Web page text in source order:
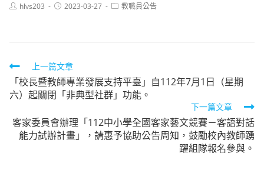
Posthlvs203
Post2023-03-27
Post教職員公告
Read
more
articles
上一篇文章
「校長暨教師專業發展支持平臺」自112年7月1日（星期
六）起關閉「非典型社群」功能。
下一篇文章
客家委員會辦理「112中小學全國客家藝文競賽－客語對話
能力試辦計畫」，請惠予協助公告周知，鼓勵校內教師踴
躍組隊報名參與。